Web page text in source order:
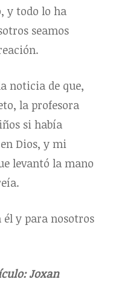
y todo lo ha
seamos
noticia de que,
la profesora
si había
Dios, y mi
levantó la mano
y para nosotros
Joxan